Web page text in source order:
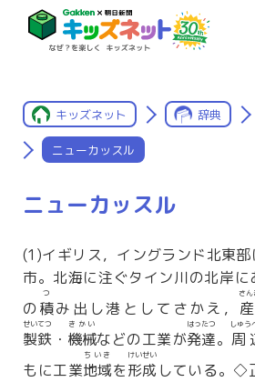
キッズネット 辞典
ニューカッスル
ニューカッスル
(1)イギリス，イングランド北東部
市。北海に注ぐタイン川の北岸
の積
つ
み出し港としてさかえ，
さ
製鉄
せいてつ
・ 機械
きかい
などの工業が発達
はったつ
。 周
しゅう
もに工業地域
ちいき
を形成
けいせい
している。◇